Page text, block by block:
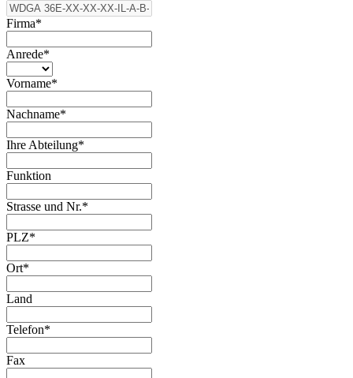
Firma*
Anrede*
Vorname*
Nachname*
Ihre Abteilung*
Funktion
Strasse und Nr.*
PLZ*
Ort*
Land
Telefon*
Fax